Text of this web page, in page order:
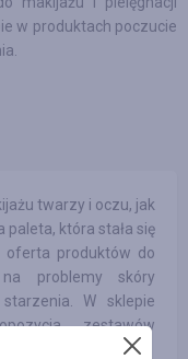
w produktach poczucie
twarzy i oczu, jak
paleta, która stała się
oferta produktów do
na problemy skóry
W sklepie
zestawów
komponować.